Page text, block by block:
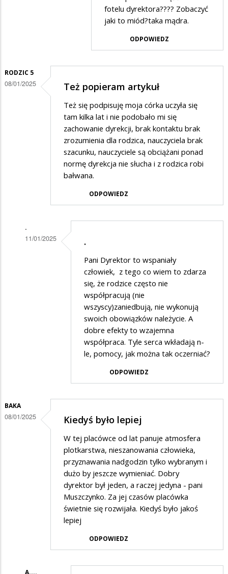
odpowiedzi
na
Dokładnie
powinni
zrobić…
fotelu dyrektora???? Zobaczyć
jaki to miód?taka mądra.
ODPOWIEDZ
RODZIC 5
08/01/2025 Też popieram artykuł
Też się podpisuję moja córka uczyła się
tam kilka lat i nie podobało mi się
zachowanie dyrekcji, brak kontaktu brak
zrozumienia dla rodzica, nauczyciela brak
szacunku, nauczyciele są obciążani ponad
normę dyrekcja nie słucha i z rodzica robi
bałwana.
ODPOWIEDZ
.
11/01/2025 .
Pani Dyrektor to wspaniały
człowiek, z tego co wiem to zdarza
się, że rodzice często nie
współpracują (nie
wszyscy)zaniedbują, nie wykonują
swoich obowiązków należycie. A
dobre efekty to wzajemna
współpraca. Tyle serca wkładają n-
le, pomocy, jak można tak oczerniać?
ODPOWIEDZ
BAKA
08/01/2025 Kiedyś było lepiej
W tej placówce od lat panuje atmosfera
plotkarstwa, nieszanowania człowieka,
przyznawania nadgodzin tylko wybranym i
dużo by jeszcze wymieniać. Dobry
dyrektor był jeden, a raczej jedyna - pani
Muszczynko. Za jej czasów placówka
świetnie się rozwijała. Kiedyś było jakoś
lepiej
ODPOWIEDZ
A....